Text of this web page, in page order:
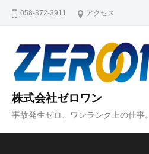
ッ
058-372-3911 アクセス
株式会社ゼロワン
事故発生ゼロ、ワンランク上の仕事。